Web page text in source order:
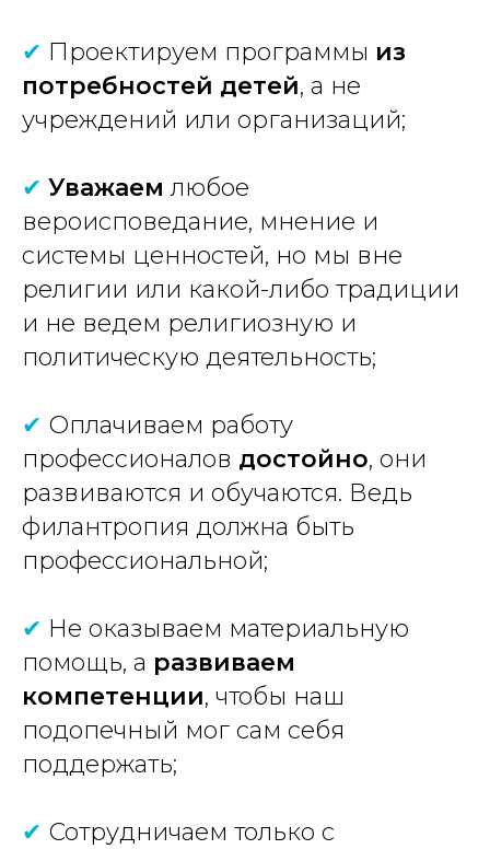
✔ Проектируем программы из
потребностей детей, а не
учреждений или организаций;
✔ Уважаем любое
вероисповедание, мнение и
системы ценностей, но мы вне
религии или какой-либо традиции
и не ведем религиозную и
политическую деятельность;
✔ Оплачиваем работу
профессионалов достойно, они
развиваются и обучаются. Ведь
филантропия должна быть
профессиональной;
✔ Не оказываем материальную
помощь, а развиваем
компетенции, чтобы наш
подопечный мог сам себя
поддержать;
✔ Сотрудничаем только с